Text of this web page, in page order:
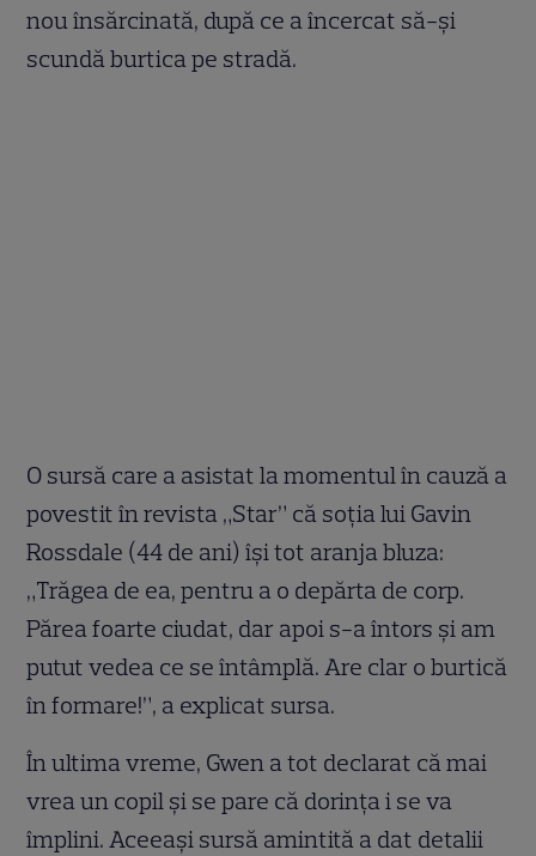
nou însărcinată, după ce a încercat să-şi
scundă burtica pe stradă.
O sursă care a asistat la momentul în cauză a
povestit în revista „Star” că soţia lui Gavin
Rossdale (44 de ani) îşi tot aranja bluza:
„Trăgea de ea, pentru a o depărta de corp.
Părea foarte ciudat, dar apoi s-a întors şi am
putut vedea ce se întâmplă. Are clar o burtică
în formare!”, a explicat sursa.
În ultima vreme, Gwen a tot declarat că mai
vrea un copil şi se pare că dorinţa i se va
împlini. Aceeaşi sursă amintită a dat detalii